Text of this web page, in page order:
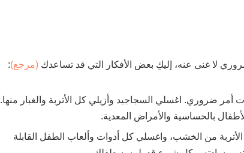
لا غنى عنه، إليكِ بعض الأفكار التي قد تساعدك (مرجع):
أمر ضروري. اغسلي السجاجيد وأزيلي كل الأتربة والغبار منها.
بالحساسية والأمراض المعدية.
الأتربة من الخشب، واغسلي كل أدوات وألعاب الطفل القابلة